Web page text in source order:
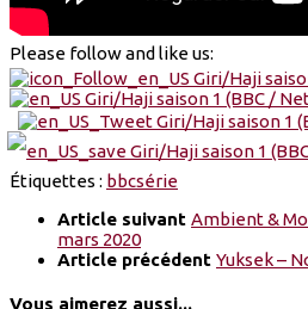
Please follow and like us:
Étiquettes : bbcsérie
Article suivant Ambient &
mars 2020
Article précédent Yuksek –
Vous aimerez aussi...